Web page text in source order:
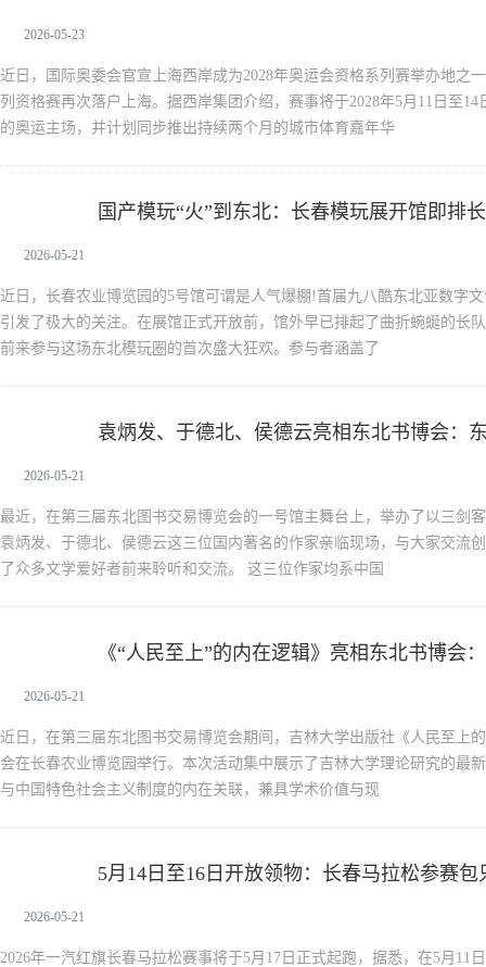
2026-05-23
近日，国际奥委会官宣上海西岸成为2028年奥运会资格系列赛举办地之
列资格赛再次落户上海。据西岸集团介绍，赛事将于2028年5月11日至
的奥运主场，并计划同步推出持续两个月的城市体育嘉年华
国产模玩“火”到东北：长春模玩展开馆即排
2026-05-21
近日，长春农业博览园的5号馆可谓是人气爆棚!首届九八酷东北亚数字
引发了极大的关注。在展馆正式开放前，馆外早已排起了曲折蜿蜒的长
前来参与这场东北模玩圈的首次盛大狂欢。参与者涵盖了
袁炳发、于德北、侯德云亮相东北书博会：
作心得
2026-05-21
最近，在第三届东北图书交易博览会的一号馆主舞台上，举办了以三剑
袁炳发、于德北、侯德云这三位国内著名的作家亲临现场，与大家交流
了众多文学爱好者前来聆听和交流。 这三位作家均系中国
《“人民至上”的内在逻辑》亮相东北书博会
2026-05-21
近日，在第三届东北图书交易博览会期间，吉林大学出版社《人民至上
会在长春农业博览园举行。本次活动集中展示了吉林大学理论研究的最
与中国特色社会主义制度的内在关联，兼具学术价值与现
5月14日至16日开放领物：长春马拉松参赛
2026-05-21
2026年一汽红旗长春马拉松赛事将于5月17日正式起跑，据悉，在5月11